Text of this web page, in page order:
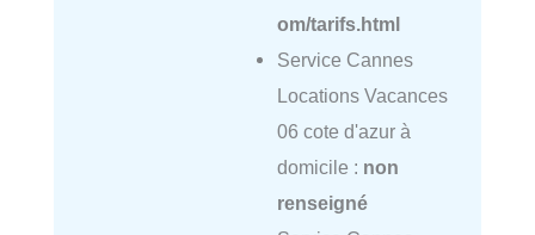
om/tarifs.html
Service Cannes
Locations Vacances
06 cote d'azur à
domicile : non
renseigné